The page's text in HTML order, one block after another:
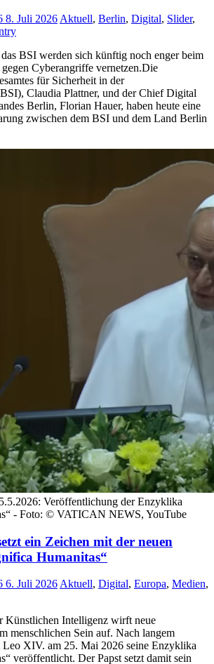
8. Juli 2026 Aktuell, Berlin, Digital, Slider,
BSI werden sich künftig noch enger beim
Cyberangriffe vernetzen.Die
für Sicherheit in der
Claudia Plattner, und der Chief Digital
Berlin, Florian Hauer, haben heute eine
zwischen dem BSI und dem Land Berlin
Veröffentlichung der Enzyklika
- Foto: © VATICAN NEWS, YouTube
ein Zeichen mit der neuen
Humanitas“
6. Juli 2026Aktuell, Digital, Europa, Medien,
Künstlichen Intelligenz wirft neue
menschlichen Sein auf. Nach langem
Leo XIV. am 25. Mai 2026 seine Enzyklika
veröffentlicht. Der Papst setzt damit sein